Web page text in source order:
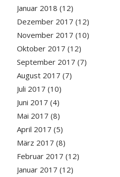
Januar 2018 (12)
Dezember 2017 (12)
November 2017 (10)
Oktober 2017 (12)
September 2017 (7)
August 2017 (7)
Juli 2017 (10)
Juni 2017 (4)
Mai 2017 (8)
April 2017 (5)
März 2017 (8)
Februar 2017 (12)
Januar 2017 (12)